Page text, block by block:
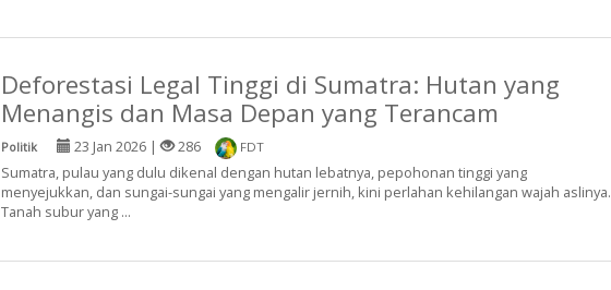
Deforestasi Legal Tinggi di Sumatra: Hutan yang
Menangis dan Masa Depan yang Terancam
Politik 23 Jan 2026 | 286 FDT
Sumatra, pulau yang dulu dikenal dengan hutan lebatnya, pepohonan tinggi yang
menyejukkan, dan sungai-sungai yang mengalir jernih, kini perlahan kehilangan wajah aslinya.
Tanah subur yang ...